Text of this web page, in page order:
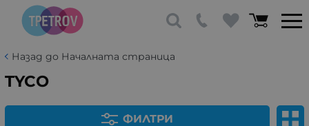
Назад до Началната страница
TYCO
ФИЛТРИ